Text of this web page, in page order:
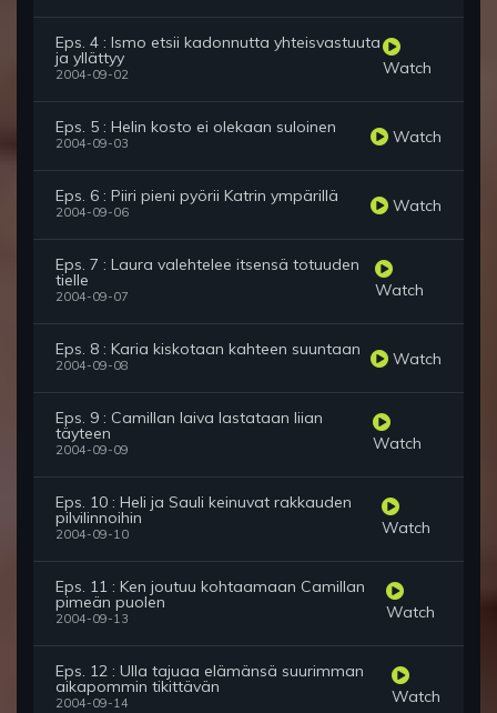
Eps. 4 : Ismo etsii kadonnutta yhteisvastuuta
ja yllättyy
2004-09-02 Watch
Eps. 5 : Helin kosto ei olekaan suloinen
2004-09-03 Watch
Eps. 6 : Piiri pieni pyörii Katrin ympärillä
2004-09-06 Watch
Eps. 7 : Laura valehtelee itsensä totuuden
tielle
2004-09-07 Watch
Eps. 8 : Karia kiskotaan kahteen suuntaan
2004-09-08 Watch
Eps. 9 : Camillan laiva lastataan liian
täyteen
2004-09-09 Watch
Eps. 10 : Heli ja Sauli keinuvat rakkauden
pilvilinnoihin
2004-09-10 Watch
Eps. 11 : Ken joutuu kohtaamaan Camillan
pimeän puolen
2004-09-13 Watch
Eps. 12 : Ulla tajuaa elämänsä suurimman
aikapommin tikittävän
2004-09-14 Watch